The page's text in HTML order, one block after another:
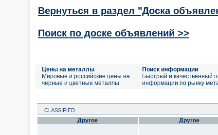
Вернуться в раздел "Доска
Поиск по доске объявлений >>
Цены на металлы
Мировые и российские цены на
черные и цветные металлы
Поиск информации
Быстрый и качественный
информации по рынку
CLASSIFIED
Другое Другое